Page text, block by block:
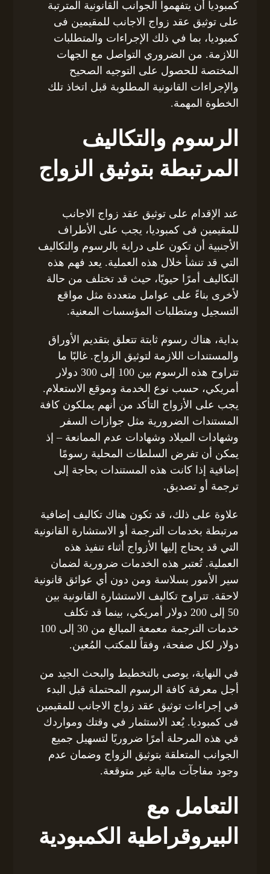
كمبوديا أن يتفهموا الجوانب القانونية المترتبة
على توثيق عقد زواج الاجانب للمقيمين فى
كمبوديا، بما في ذلك الإجراءات والمتطلبات
اللازمة. من الضروري التواصل مع الجهات
المختصة للحصول على التوجيه الصحيح
والإجراءات القانونية المطلوبة قبل اتخاذ تلك
الخطوة المهمة.
الرسوم والتكاليف
المرتبطة بتوثيق الزواج
عند الإقدام على توثيق عقد زواج الاجانب
للمقيمين فى كمبوديا، يجب على الأطراف
الأجنبية أن تكون على دراية بالرسوم والتكاليف
التي قد تنشأ خلال هذه العملية. يعد فهم هذه
التكاليف أمرًا حيويًا، حيث قد تختلف من حالة
لأخرى بناءً على عوامل متعددة مثل مواقع
التسجيل ومتطلبات المؤسسات المعنية.
بداية، هناك رسوم ثابتة تتعلق بتقديم الأوراق
والمستندات اللازمة لتوثيق الزواج. غالبًا ما
تتراوح هذه الرسوم بين 100 إلى 300 دولار
أمريكي، حسب نوع الخدمة وموقع الاستعلام.
يجب على الأزواج التأكد من أنهم يملكون كافة
المستندات الضرورية مثل جوازات السفر
وشهادات الميلاد وشهادات عدم الممانعة – إذ
يمكن أن تفرض السلطات المحلية رسومًا
إضافية إذا كانت هذه المستندات بحاجة إلى
ترجمة أو تصديق.
علاوة على ذلك، قد تكون هناك تكاليف إضافية
مرتبطة بخدمات الترجمة أو الاستشارة القانونية
التي قد يحتاج إليها الأزواج أثناء تنفيذ هذه
العملية. تُعتبر هذه الخدمات ضرورية لضمان
سير الأمور بسلاسة ومن دون أي عوائق قانونية
لاحقة. تتراوح تكاليف الاستشارة القانونية بين
50 إلى 200 دولار أمريكي، بينما قد تكلف
خدمات الترجمة معمعة المبالغ من 30 إلى 100
دولار لكل صفحة، وفقاً للمكتب المُعين.
في النهاية، يوصى بالتخطيط والبحث الجيد من
أجل معرفة كافة الرسوم المحتملة قبل البدء
في إجراءات توثيق عقد زواج الاجانب للمقيمين
فى كمبوديا. يُعد الاستثمار في وقتك ومواردك
في هذه المرحلة أمرًا ضروريًا لتسهيل جميع
الجوانب المتعلقة بتوثيق الزواج وضمان عدم
وجود مفاجآت مالية غير متوقعة.
التعامل مع
البيروقراطية الكمبودية